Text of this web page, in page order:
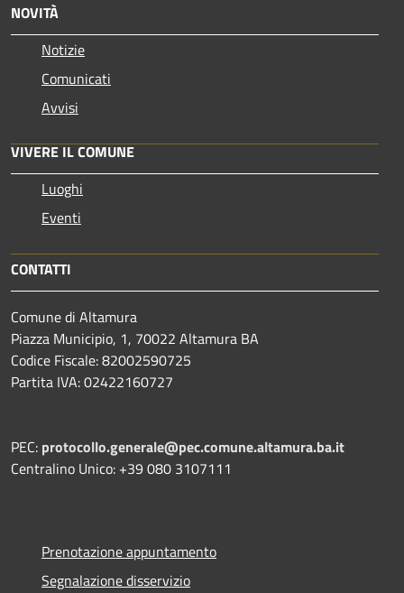
NOVITÀ
Notizie
Comunicati
Avvisi
VIVERE IL COMUNE
Luoghi
Eventi
CONTATTI
Comune di Altamura
Piazza Municipio, 1, 70022 Altamura BA
Codice Fiscale: 82002590725
Partita IVA: 02422160727
PEC: protocollo.generale@pec.comune.altamura.ba.it
Centralino Unico: +39 080 3107111
Prenotazione appuntamento
Segnalazione disservizio